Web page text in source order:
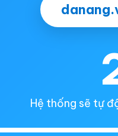
Hệ thống sẽ tự